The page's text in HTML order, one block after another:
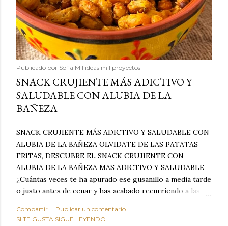
Publicado por Sofía Mil ideas mil proyectos
SNACK CRUJIENTE MÁS ADICTIVO Y
SALUDABLE CON ALUBIA DE LA
BAÑEZA
SNACK CRUJIENTE MÁS ADICTIVO Y SALUDABLE CON
ALUBIA DE LA BAÑEZA OLVIDATE DE LAS PATATAS
FRITAS, DESCUBRE EL SNACK CRUJIENTE CON
ALUBIA DE LA BAÑEZA MAS ADICTIVO Y SALUDABLE
¿Cuántas veces te ha apurado ese gusanillo a media tarde
o justo antes de cenar y has acabado recurriendo a las
típicas patatas de bolsa, frutos secos fritos o snacks
ultraprocesados llenos de grasas saturadas y sodio?
Compartir
Publicar un comentario
SI TE GUSTA SIGUE LEYENDO............